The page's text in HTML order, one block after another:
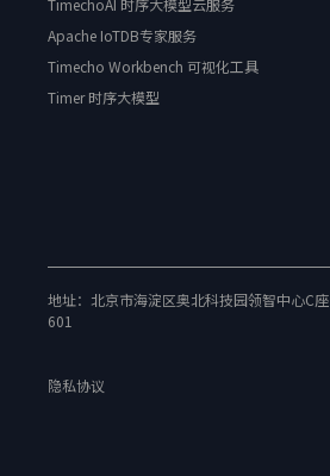
TimechoAI 时序大模型云服务
Apache IoTDB专家服务
Timecho Workbench 可视化工具
Timer 时序大模型
地址：北京市海淀区奥北科技园领智中心C座
601
隐私协议